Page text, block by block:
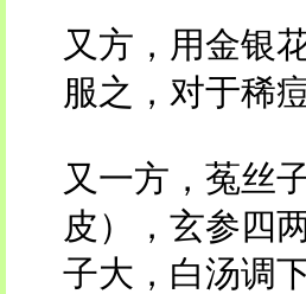
又方，用金银
服之，对于稀
又一方，菟丝
皮），玄参四
子大，白汤调